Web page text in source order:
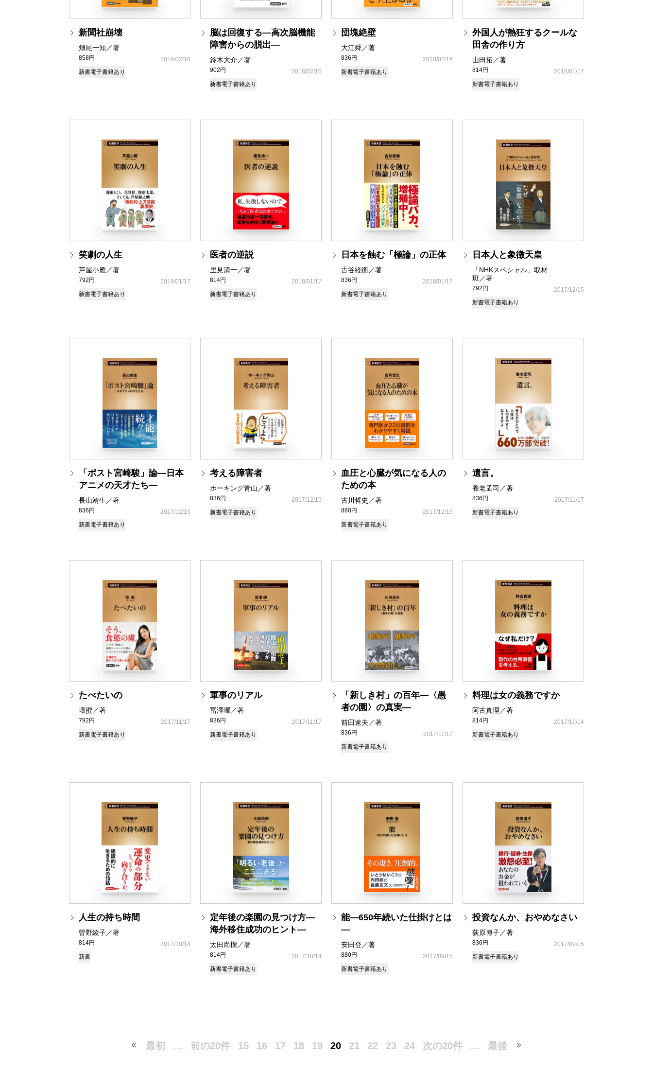
新聞社崩壊
畑尾一知／著
858円
2018/02/16
新書電子書籍あり
脳は回復する―高次脳機能
障害からの脱出―
鈴木大介／著
902円
2018/02/16
新書電子書籍あり
団塊絶壁
大江舜／著
836円
2018/02/16
新書電子書籍あり
外国人が熱狂するクールな
田舎の作り方
山田拓／著
814円
2018/01/17
新書電子書籍あり
笑劇の人生
芦屋小雁／著
792円
2018/01/17
新書電子書籍あり
医者の逆説
里見清一／著
814円
2018/01/17
新書電子書籍あり
日本を蝕む「極論」の正体
古谷経衡／著
836円
2018/01/17
新書電子書籍あり
日本人と象徴天皇
「NHKスペシャル」取材
班／著
792円
2017/12/15
新書電子書籍あり
「ポスト宮崎駿」論―日本
アニメの天才たち―
長山靖生／著
836円
2017/12/15
新書電子書籍あり
考える障害者
ホーキング青山／著
836円
2017/12/15
新書電子書籍あり
血圧と心臓が気になる人の
ための本
古川哲史／著
880円
2017/12/15
新書電子書籍あり
遺言。
養老孟司／著
836円
2017/11/17
新書電子書籍あり
たべたいの
壇蜜／著
792円
2017/11/17
新書電子書籍あり
軍事のリアル
冨澤暉／著
836円
2017/11/17
新書電子書籍あり
「新しき村」の百年―〈愚
者の園〉の真実―
前田速夫／著
836円
2017/11/17
新書電子書籍あり
料理は女の義務ですか
阿古真理／著
814円
2017/10/14
新書電子書籍あり
人生の持ち時間
曽野綾子／著
814円
2017/10/14
新書
定年後の楽園の見つけ方―
海外移住成功のヒント―
太田尚樹／著
814円
2017/10/14
新書電子書籍あり
能―650年続いた仕掛けとは
―
安田登／著
880円
2017/09/15
新書電子書籍あり
投資なんか、おやめなさい
荻原博子／著
836円
2017/09/15
新書電子書籍あり
最初 … 前の20件 15 16 17 18 19 20 21 22 23 24 次の20件 … 最後